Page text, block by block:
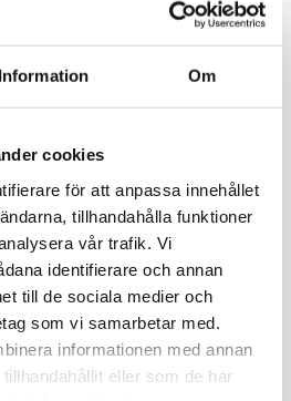
Information Om
cookies
för att anpassa innehållet
tillhandahålla funktioner
vår trafik. Vi
identifierare och annan
till de sociala medier och
som vi samarbetar med.
informationen med annan
eller som de har
tillbehör
– 4.00 mm,
– Slut i
lager
– 4.00 mm, 40 cm (99
– 5.00 mm, 40 cm (99
– 5.00 mm, 100 cm (99